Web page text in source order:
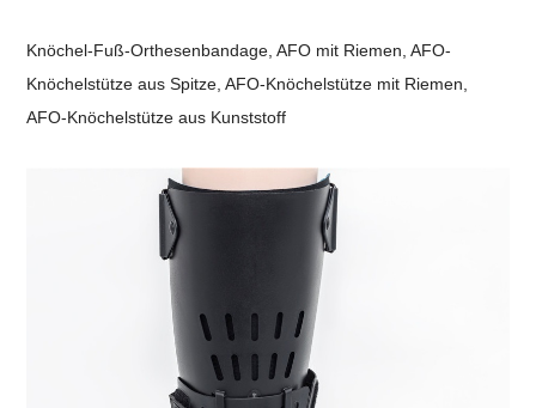
Knöchel-Fuß-Orthesenbandage, AFO mit Riemen, AFO-
Knöchelstütze aus Spitze, AFO-Knöchelstütze mit Riemen,
AFO-Knöchelstütze aus Kunststoff